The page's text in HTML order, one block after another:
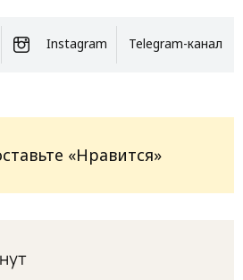
Instagram Telegram-канал
«Нравится»